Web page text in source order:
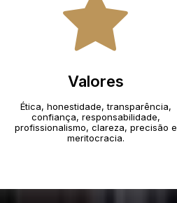
Valores
Ética, honestidade, transparência,
confiança, responsabilidade,
profissionalismo, clareza, precisão e
meritocracia.​